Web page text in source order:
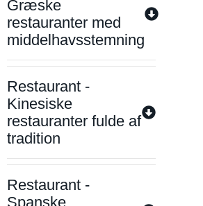
Græske
restauranter med
middelhavsstemning
Restaurant -
Kinesiske
restauranter fulde af
tradition
Restaurant -
Spanske